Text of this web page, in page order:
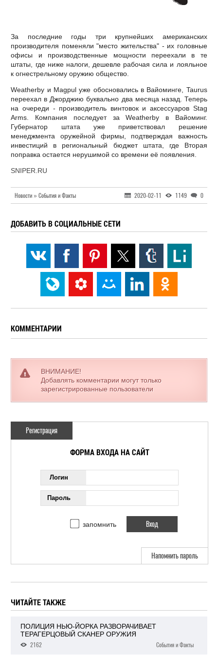
За последние годы три крупнейших американских
производителя поменяли "место жительства" - их головные
офисы и производственные мощности переехали в те
штаты, где ниже налоги, дешевле рабочая сила и лояльное
к огнестрельному оружию общество.
Weatherby и Magpul уже обосновались в Вайоминге, Taurus
переехал в Джорджию буквально два месяца назад. Теперь
на очереди - производитель винтовок и аксессуаров Stag
Arms. Компания последует за Weatherby в Вайоминг.
Губернатор штата уже приветствовал решение
менеджмента оружейной фирмы, подтверждая важность
инвестиций в региональный бюджет штата, где Вторая
поправка остается нерушимой со времени её появления.
SNIPER.RU
Новости » События и Факты 2020-02-11 1149 0
ДОБАВИТЬ В СОЦИАЛЬНЫЕ СЕТИ
КОММЕНТАРИИ
ВНИМАНИЕ!
Добавлять комментарии могут только
зарегистрированные пользователи
Регистрация
ФОРМА ВХОДА НА САЙТ
Логин
Пароль
запомнить
Напомнить пароль
ЧИТАЙТЕ ТАКЖЕ
ПОЛИЦИЯ НЬЮ-ЙОРКА РАЗВОРАЧИВАЕТ
ТЕРАГЕРЦОВЫЙ СКАНЕР ОРУЖИЯ
2162
События и Факты